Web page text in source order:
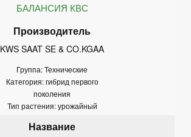
БАЛАНСИЯ КВС
KWS SAAT SE & CO.KGAA
Группа: Технические
Категория: гибрид первого
поколения
Тип растения: урожайный